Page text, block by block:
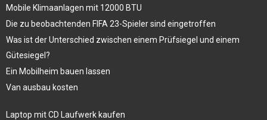
Mobile Klimaanlagen mit 12000 BTU
Die zu beobachtenden FIFA 23-Spieler sind eingetroffen
Was ist der Unterschied zwischen einem Prüfsiegel und einem
Gütesiegel?
Ein Mobilheim bauen lassen
Van ausbau kosten
Laptop mit CD Laufwerk kaufen